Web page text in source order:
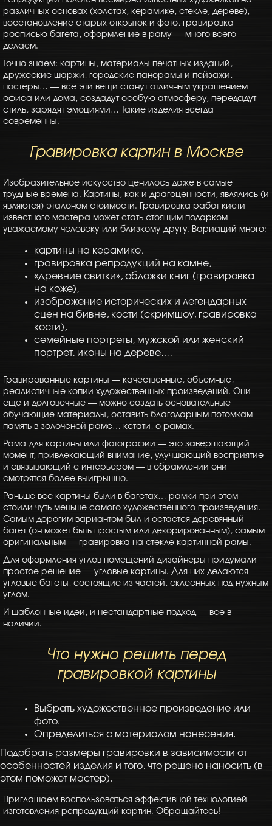
различных основах (холстах, керамике, стекле, дереве),
восстановление старых открыток и фото, гравировка
росписью багета, оформление в раму — много всего
делаем.
Точно знаем: картины, материалы печатных изданий,
дружеские шаржи, городские панорамы и пейзажи,
постеры… — все эти вещи станут отличным украшением
офиса или дома, создадут особую атмосферу, передадут
стиль, зарядят эмоциями… Такие изделия всегда
современны.
Гравировка картин в Москве
Изобразительное искусство ценилось даже в самые
трудные времена. Картины, как и драгоценности, являлись (и
являются) эталоном стоимости. Гравировка работ кисти
известного мастера может стать стоящим подарком
уважаемому человеку или близкому другу. Вариаций много:
картины на керамике,
гравировка репродукций на камне,
«древние свитки», обложки книг (гравировка
на коже),
изображение исторических и легендарных
сцен на бивне, кости (скримшоу, гравировка
кости),
семейные портреты, мужской или женский
портрет, иконы на дереве….
Гравированные картины — качественные, объемные,
реалистичные копии художественных произведений. Они
еще и долговечные — можно создать основательные
обучающие материалы, оставить благодарным потомкам
память в золоченой раме… кстати, о рамах.
Рама для картины или фотографии — это завершающий
момент, привлекающий внимание, улучшающий восприятие
и связывающий с интерьером — в обрамлении они
смотрятся более выигрышно.
Раньше все картины были в багетах… рамки при этом
стоили чуть меньше самого художественного произведения.
Самым дорогим вариантом был и остается деревянный
багет (он может быть простым или декорированным), самым
оригинальным — гравировка на стекле картинной рамы.
Для оформления углов помещений дизайнеры придумали
простое решение — угловые картины. Для них делаются
угловые багеты, состоящие из частей, склеенных под нужным
углом.
И шаблонные идеи, и нестандартные подход — все в
наличии.
Что нужно решить перед
гравировкой картины
Выбрать художественное произведение или
фото.
Определиться с материалом нанесения.
Подобрать размеры гравировки в зависимости от
особенностей изделия и того, что решено наносить (в
этом поможет мастер).
Приглашаем воспользоваться эффективной технологией
изготовления репродукций картин. Обращайтесь!